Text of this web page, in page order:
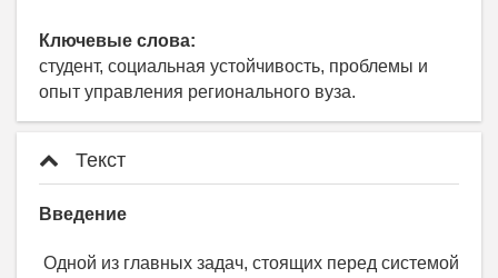
Ключевые слова:
студент, социальная устойчивость, проблемы и
опыт управления регионального вуза.
Текст
Введение
Одной из главных задач, стоящих перед системой